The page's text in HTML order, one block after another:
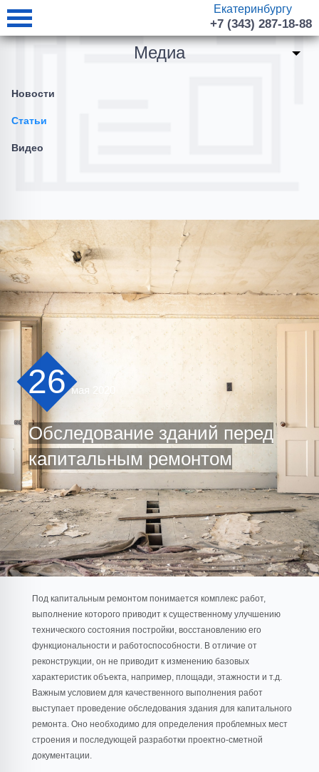
Екатеринбургу
+7 (343) 287-18-88
Медиа
Новости
Статьи
Видео
26 мая 2020
Обследование зданий перед
капитальным ремонтом
Под капитальным ремонтом понимается комплекс работ,
выполнение которого приводит к существенному улучшению
технического состояния постройки, восстановлению его
функциональности и работоспособности. В отличие от
реконструкции, он не приводит к изменению базовых
характеристик объекта, например, площади, этажности и т.д.
Важным условием для качественного выполнения работ
выступает проведение обследования здания для капитального
ремонта. Оно необходимо для определения проблемных мест
строения и последующей разработки проектно-сметной
документации.